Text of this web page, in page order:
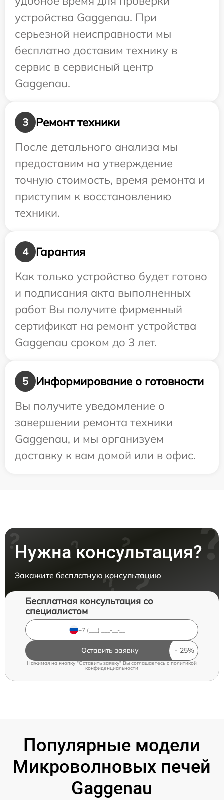
устройства Gaggenau. При
серьезной неисправности мы
бесплатно доставим технику в
сервис в сервисный центр
Gaggenau.
3
Ремонт техники
После детального анализа мы
предоставим на утверждение
точную стоимость, время ремонта и
приступим к восстановлению
техники.
4
Гарантия
Как только устройство будет готово
и подписания акта выполненных
работ Вы получите фирменный
сертификат на ремонт устройства
Gaggenau сроком до 3 лет.
5
Информирование о готовности
Вы получите уведомление о
завершении ремонта техники
Gaggenau, и мы организуем
доставку к вам домой или в офис.
Нужна консультация?
Закажите бесплатную консультацию
Бесплатная консультация со
специалистом
Оставить заявку
Нажимая на кнопку "Оставить заявку" Вы соглашаетесь c политикой
конфиденциальности
Популярные модели
Микроволновых печей
Gaggenau